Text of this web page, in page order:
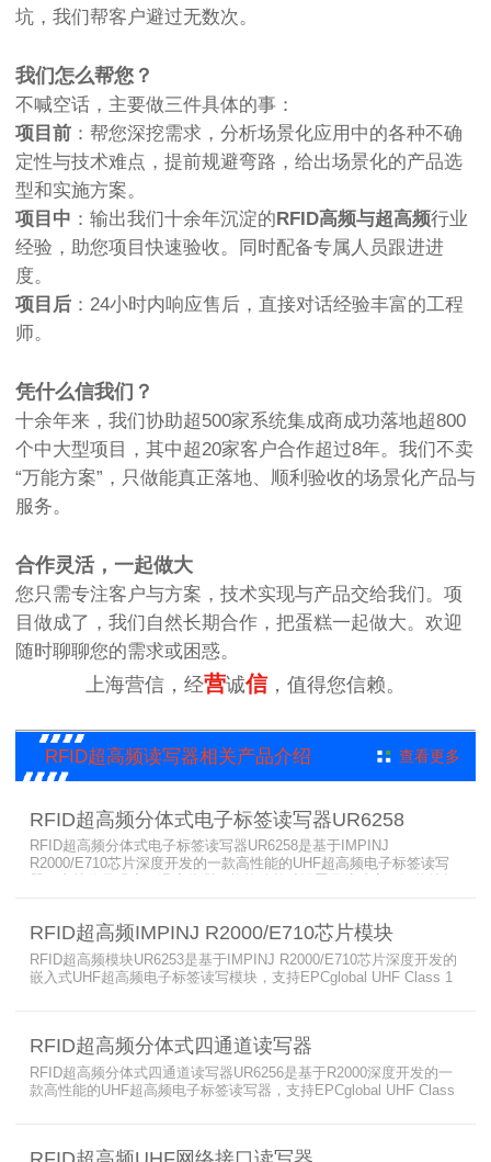
坑，我们帮客户避过无数次。
我们怎么帮您？
不喊空话，主要做三件具体的事：
项目前 ：帮您深挖需求，分析场景化应用中的各种不确
定性与技术难点，提前规避弯路，给出场景化的产品选
型和实施方案。
项目中 ：输出我们十余年沉淀的RFID高频与超高频行业
经验，助您项目快速验收。同时配备专属人员跟进进
度。
项目后 ：24小时内响应售后，直接对话经验丰富的工程
师。
凭什么信我们？
十余年来，我们协助超500家系统集成商成功落地超800
个中大型项目，其中超20家客户合作超过8年。我们不卖
“万能方案”，只做能真正落地、顺利验收的场景化产品与
服务。
合作灵活，一起做大
您只需专注客户与方案，技术实现与产品交给我们。项
目做成了，我们自然长期合作，把蛋糕一起做大。欢迎
随时聊聊您的需求或困惑。
上海营信，经营诚信，值得您信赖。
RFID超高频读写器相关产品介绍 查看更多
RFID超高频分体式电子标签读写器UR6258
RFID超高频分体式电子标签读写器UR6258是基于IMPINJ
R2000/E710芯片深度开发的一款高性能的UHF超高频电子标签读写
多种RFID读写器应用场合。
RFID超高频IMPINJ R2000/E710芯片模块
RFID超高频模块UR6253是基于IMPINJ R2000/E710芯片深度开发的
嵌入式UHF超高频电子标签读写模块，支持EPCglobal UHF Class 1
RFID超高频分体式四通道读写器
RFID超高频分体式四通道读写器UR6256是基于R2000深度开发的一
款高性能的UHF超高频电子标签读写器，支持EPCglobal UHF Class